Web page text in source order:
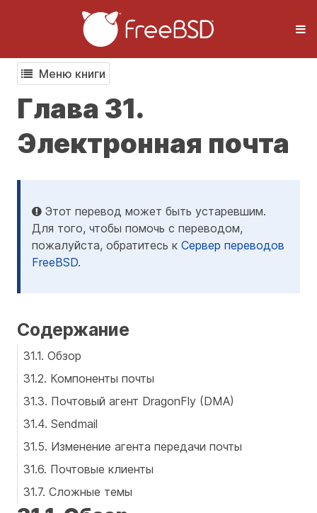
Меню книги
Глава 31.
Электронная почта
Этот перевод может быть устаревшим.
Для того, чтобы помочь с переводом,
пожалуйста, обратитесь к Сервер переводов
FreeBSD.
Содержание
31.1. Обзор
31.2. Компоненты почты
31.3. Почтовый агент DragonFly (DMA)
31.4. Sendmail
31.5. Изменение агента передачи почты
31.6. Почтовые клиенты
31.7. Сложные темы